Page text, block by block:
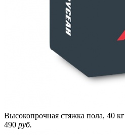
Высокопрочная стяжка пола, 40 кг
490 руб.